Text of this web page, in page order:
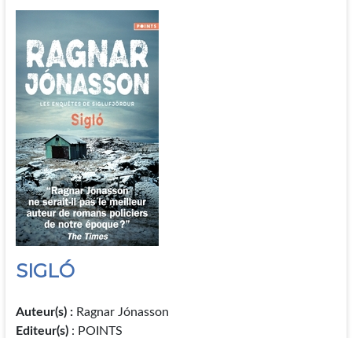
SIGLÓ
Auteur(s) :Ragnar Jónasson
Editeur(s) : POINTS